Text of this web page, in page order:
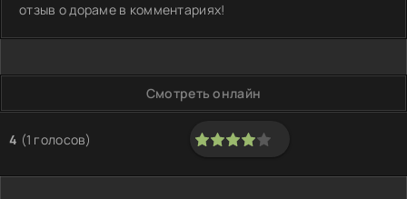
отзыв о дораме в комментариях!
Смотреть онлайн
4 (1 голосов)
80